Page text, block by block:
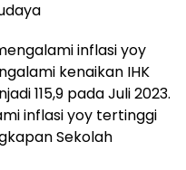
inflasi yoy
kenaikan IHK
115,9 pada Juli 2023.
inflasi yoy tertinggi
Sekolah